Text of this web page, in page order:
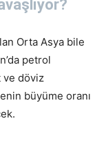
Orta Asya bile
petrol
ve döviz
büyüme oranı